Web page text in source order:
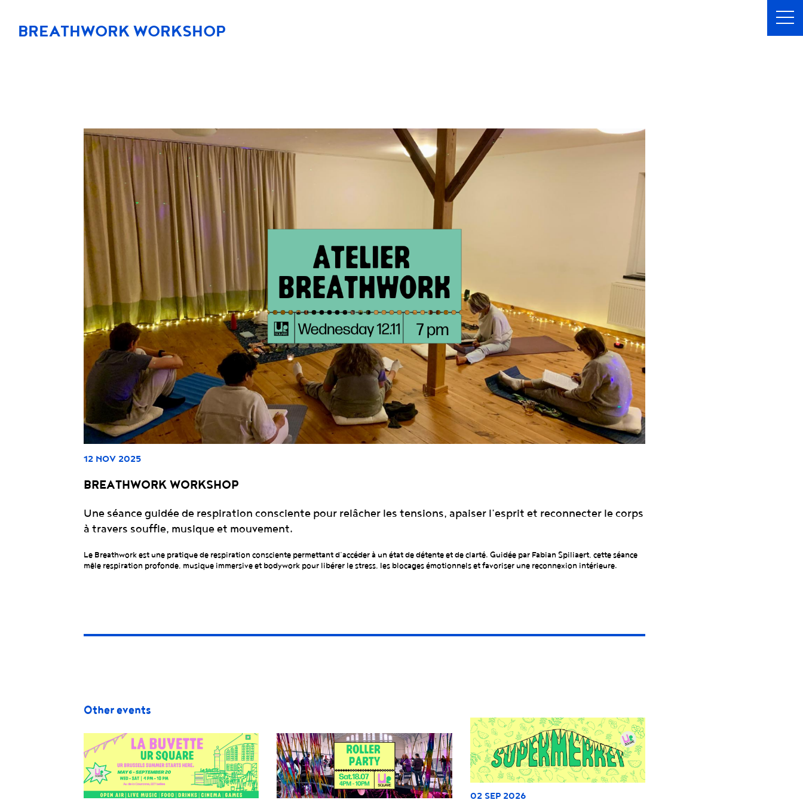
BREATHWORK WORKSHOP
12 NOV 2025
BREATHWORK WORKSHOP
Une séance guidée de respiration consciente pour relâcher les tensions, apaiser l’esprit et reconnecter le corps
à travers souffle, musique et mouvement.
Le Breathwork est une pratique de respiration consciente permettant d’accéder à un état de détente et de clarté. Guidée par Fabian Spiliaert, cette séance
mêle respiration profonde, musique immersive et bodywork pour libérer le stress, les blocages émotionnels et favoriser une reconnexion intérieure.
Other events
02 SEP 2026